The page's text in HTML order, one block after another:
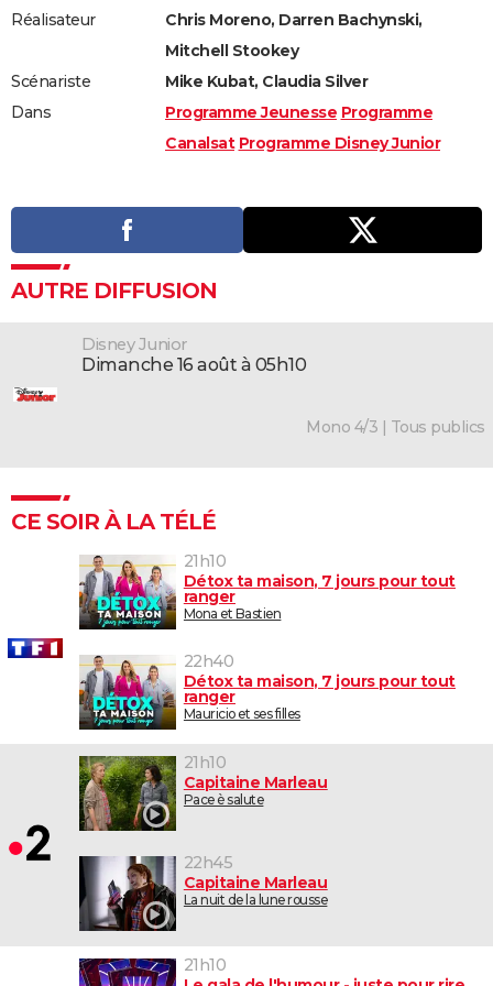
Réalisateur
Chris Moreno, Darren Bachynski,
Mitchell Stookey
Scénariste
Mike Kubat, Claudia Silver
Dans
Programme Jeunesse Programme
Canalsat Programme Disney Junior
AUTRE DIFFUSION
Disney Junior
dimanche 16 août à 05h10
Mono 4/3 | Tous publics
CE SOIR À LA TÉLÉ
21h10
Détox ta maison, 7 jours pour tout
ranger
Mona et Bastien
22h40
Détox ta maison, 7 jours pour tout
ranger
Mauricio et ses filles
21h10
Capitaine Marleau
Pace è salute
22h45
Capitaine Marleau
La nuit de la lune rousse
21h10